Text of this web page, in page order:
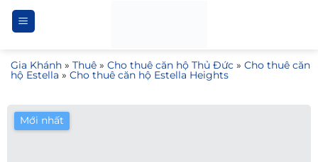
Bỏ
qua
dung
Gia Khánh » Thuê » Cho thuê căn hộ Thủ Đức » Cho thuê căn
hộ Estella » Cho thuê căn hộ Estella Heights
Mới nhất